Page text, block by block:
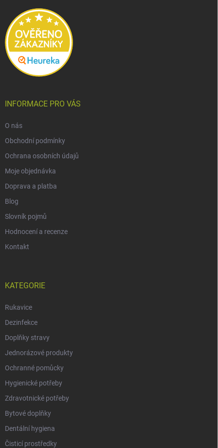
INFORMACE PRO VÁS
O nás
Obchodní podmínky
Ochrana osobních údajů
Moje objednávka
Doprava a platba
Blog
Slovník pojmů
Hodnocení a recenze
Kontakt
KATEGORIE
Rukavice
Dezinfekce
Doplňky stravy
Jednorázové produkty
Ochranné pomůcky
Hygienické potřeby
Zdravotnické potřeby
Bytové doplňky
Dentální hygiena
Čisticí prostředky